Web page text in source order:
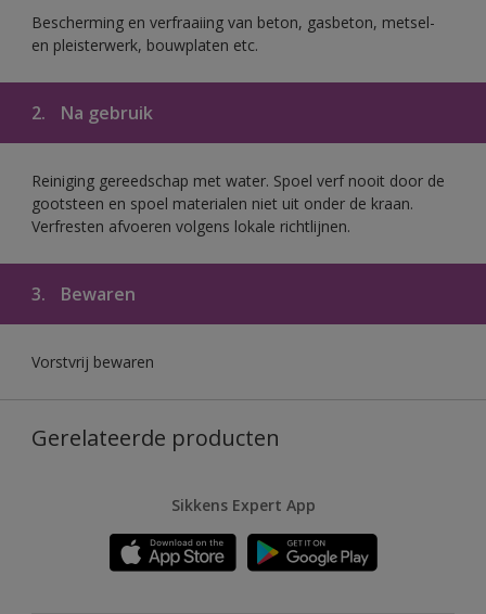
Bescherming en verfraaiing van beton, gasbeton, metsel-
en pleisterwerk, bouwplaten etc.
2. Na gebruik
Reiniging gereedschap met water. Spoel verf nooit door de
gootsteen en spoel materialen niet uit onder de kraan.
Verfresten afvoeren volgens lokale richtlijnen.
3. Bewaren
Vorstvrij bewaren
Gerelateerde producten
Sikkens Expert App